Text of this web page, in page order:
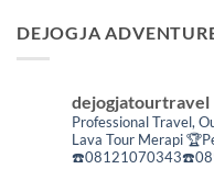
DEJOGJA
dejogjatourtravel
Professional Travel,
Lava Tour Merapi